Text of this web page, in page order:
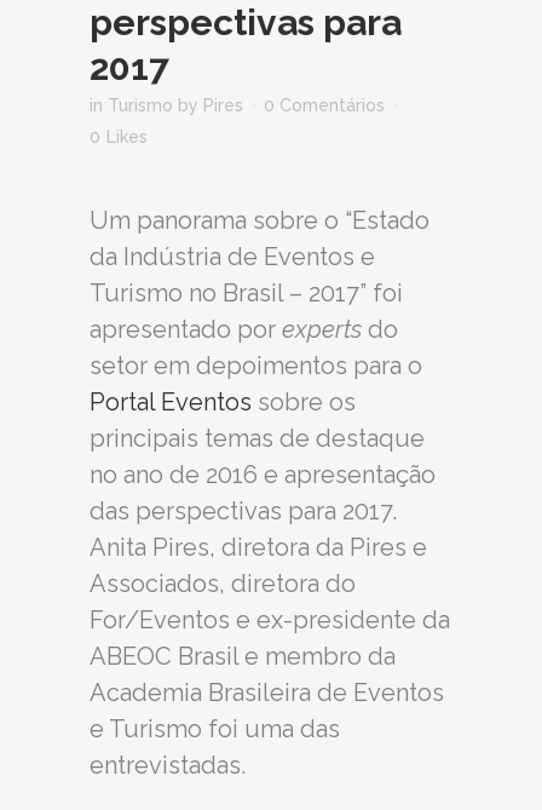
perspectivas para
2017
in Turismo by Pires
0 Comentários
0
Likes
Um panorama sobre o “Estado
da Indústria de Eventos e
Turismo no Brasil – 2017” foi
apresentado por experts do
setor em depoimentos para o
Portal Eventos sobre os
principais temas de destaque
no ano de 2016 e apresentação
das perspectivas para 2017.
Anita Pires, diretora da Pires e
Associados, diretora do
For/Eventos e ex-presidente da
ABEOC Brasil e membro da
Academia Brasileira de Eventos
e Turismo foi uma das
entrevistadas.